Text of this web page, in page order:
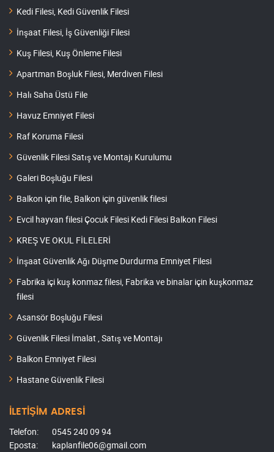
Kedi Filesi, Kedi Güvenlik Filesi
İnşaat Filesi, İş Güvenliği Filesi
Kuş Filesi, Kuş Önleme Filesi
Apartman Boşluk Filesi, Merdiven Filesi
Halı Saha Üstü File
Havuz Emniyet Filesi
Raf Koruma Filesi
Güvenlik Filesi Satış ve Montajı Kurulumu
Galeri Boşluğu Filesi
Balkon için file, Balkon için güvenlik filesi
Evcil hayvan filesi Çocuk Filesi Kedi Filesi Balkon Filesi
KREŞ VE OKUL FİLELERİ
İnşaat Güvenlik Ağı Düşme Durdurma Emniyet Filesi
Fabrika içi kuş konmaz filesi, Fabrika ve binalar için kuşkonmaz
filesi
Asansör Boşluğu Filesi
Güvenlik Filesi İmalat , Satış ve Montajı
Balkon Emniyet Filesi
Hastane Güvenlik Filesi
İLETİŞİM ADRESİ
Telefon:
0545 240 09 94
Eposta:
kaplanfile06@gmail.com